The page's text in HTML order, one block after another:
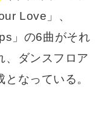
Love」、
」の6曲がそれ
、ダンスフロア
なっている。